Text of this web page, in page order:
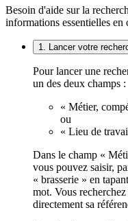
Besoin d'aide sur la
informations essentielles
1. Lancer votre
Pour lancer une
un des deux champs :
« Métier,
ou
« Lieu de
Dans le champ «
vous pouvez saisir,
« brasserie » en
mot. Vous
directement sa